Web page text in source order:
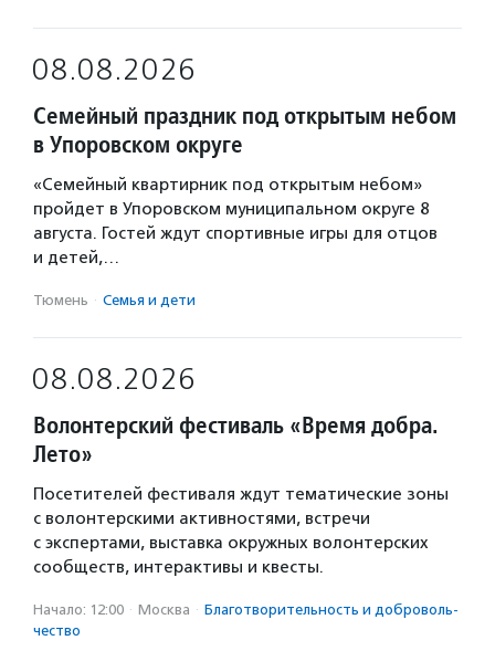
08.08.2026
Семейный праздник под открытым небом
в Упоровском округе
«Семейный квартирник под открытым небом»
пройдет в Упоровском муниципальном округе 8
августа. Гостей ждут спортивные игры для отцов
и детей,…
Тюмень · Семья и дети
08.08.2026
Волонтерский фестиваль «Время добра.
Лето»
Посетителей фестиваля ждут тематические зоны
с волонтерскими активностями, встречи
с экспертами, выставка окружных волонтерских
сообществ, интерактивы и квесты.
Начало: 12:00 · Москва · Благотвори­тель­ность и доброволь­
чест­во